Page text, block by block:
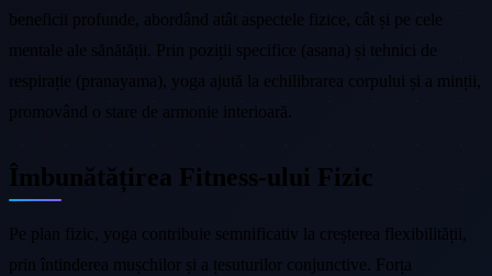
beneficii profunde, abordând atât aspectele fizice, cât și pe cele
mentale ale sănătății. Prin poziții specifice (asana) și tehnici de
respirație (pranayama), yoga ajută la echilibrarea corpului și a minții,
promovând o stare de armonie interioară.
Îmbunătățirea Fitness-ului Fizic
Pe plan fizic, yoga contribuie semnificativ la creșterea flexibilității,
prin întinderea mușchilor și a țesuturilor conjunctive. Forța